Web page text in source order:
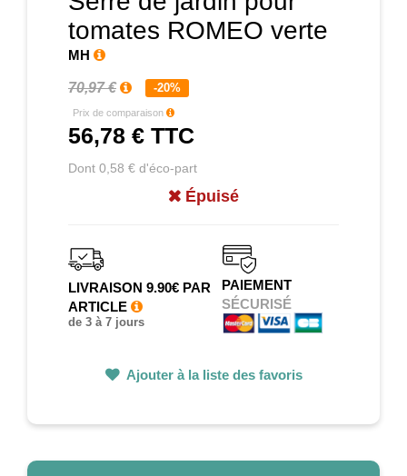
tomates ROMEO verte
MH
70,97 € -20%
Prix de comparaison
56,78 € TTC
Dont 0,58 € d'éco-part
Épuisé
LIVRAISON 9.90€ PAR
ARTICLE
de 3 à 7 jours
PAIEMENT
SÉCURISÉ
Ajouter à la liste des favoris